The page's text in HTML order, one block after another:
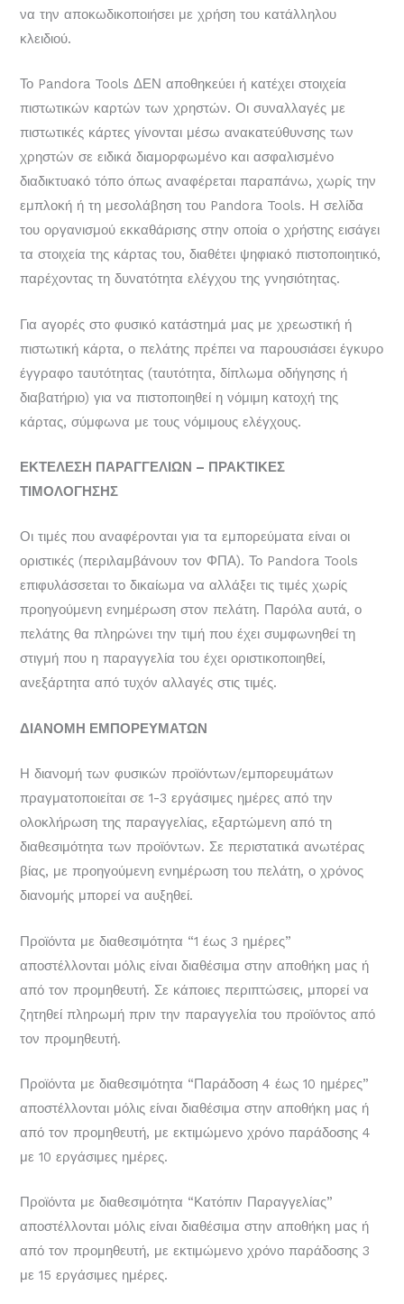
να την αποκωδικοποιήσει με χρήση του κατάλληλου
κλειδιού.
Το Pandora Tools ΔΕΝ αποθηκεύει ή κατέχει στοιχεία
πιστωτικών καρτών των χρηστών. Οι συναλλαγές με
πιστωτικές κάρτες γίνονται μέσω ανακατεύθυνσης των
χρηστών σε ειδικά διαμορφωμένο και ασφαλισμένο
διαδικτυακό τόπο όπως αναφέρεται παραπάνω, χωρίς την
εμπλοκή ή τη μεσολάβηση του Pandora Tools. Η σελίδα
του οργανισμού εκκαθάρισης στην οποία ο χρήστης εισάγει
τα στοιχεία της κάρτας του, διαθέτει ψηφιακό πιστοποιητικό,
παρέχοντας τη δυνατότητα ελέγχου της γνησιότητας.
Για αγορές στο φυσικό κατάστημά μας με χρεωστική ή
πιστωτική κάρτα, ο πελάτης πρέπει να παρουσιάσει έγκυρο
έγγραφο ταυτότητας (ταυτότητα, δίπλωμα οδήγησης ή
διαβατήριο) για να πιστοποιηθεί η νόμιμη κατοχή της
κάρτας, σύμφωνα με τους νόμιμους ελέγχους.
ΕΚΤΕΛΕΣΗ ΠΑΡΑΓΓΕΛΙΩΝ – ΠΡΑΚΤΙΚΕΣ
ΤΙΜΟΛΟΓΗΣΗΣ
Οι τιμές που αναφέρονται για τα εμπορεύματα είναι οι
οριστικές (περιλαμβάνουν τον ΦΠΑ). Το Pandora Tools
επιφυλάσσεται το δικαίωμα να αλλάξει τις τιμές χωρίς
προηγούμενη ενημέρωση στον πελάτη. Παρόλα αυτά, ο
πελάτης θα πληρώνει την τιμή που έχει συμφωνηθεί τη
στιγμή που η παραγγελία του έχει οριστικοποιηθεί,
ανεξάρτητα από τυχόν αλλαγές στις τιμές.
ΔΙΑΝΟΜΗ ΕΜΠΟΡΕΥΜΑΤΩΝ
Η διανομή των φυσικών προϊόντων/εμπορευμάτων
πραγματοποιείται σε 1-3 εργάσιμες ημέρες από την
ολοκλήρωση της παραγγελίας, εξαρτώμενη από τη
διαθεσιμότητα των προϊόντων. Σε περιστατικά ανωτέρας
βίας, με προηγούμενη ενημέρωση του πελάτη, ο χρόνος
διανομής μπορεί να αυξηθεί.
Προϊόντα με διαθεσιμότητα “1 έως 3 ημέρες”
αποστέλλονται μόλις είναι διαθέσιμα στην αποθήκη μας ή
από τον προμηθευτή. Σε κάποιες περιπτώσεις, μπορεί να
ζητηθεί πληρωμή πριν την παραγγελία του προϊόντος από
τον προμηθευτή.
Προϊόντα με διαθεσιμότητα “Παράδοση 4 έως 10 ημέρες”
αποστέλλονται μόλις είναι διαθέσιμα στην αποθήκη μας ή
από τον προμηθευτή, με εκτιμώμενο χρόνο παράδοσης 4
με 10 εργάσιμες ημέρες.
Προϊόντα με διαθεσιμότητα “Κατόπιν Παραγγελίας”
αποστέλλονται μόλις είναι διαθέσιμα στην αποθήκη μας ή
από τον προμηθευτή, με εκτιμώμενο χρόνο παράδοσης 3
με 15 εργάσιμες ημέρες.